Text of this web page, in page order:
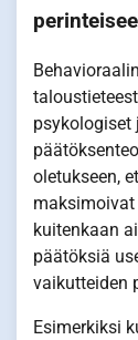
psykologiset
oletukseen,
kuitenkaan
päätöksiä
vaikutteiden
Esimerkiksi